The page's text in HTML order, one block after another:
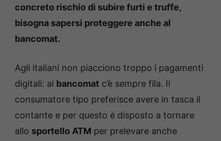
concreto rischio di subire furti e truffe,
bisogna sapersi proteggere anche al
bancomat.
Agli italiani non piacciono troppo i pagamenti
digitali: ai bancomat c’è sempre fila. Il
consumatore tipo preferisce avere in tasca il
contante e per questo è disposto a tornare
allo sportello ATM per prelevare anche